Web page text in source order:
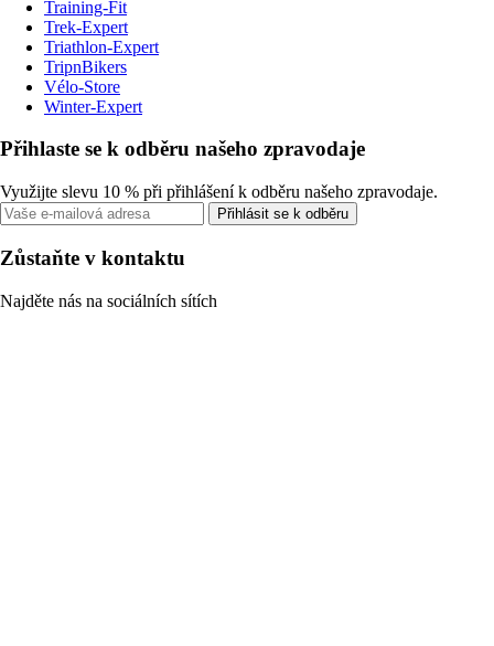
Training-Fit
Trek-Expert
Triathlon-Expert
TripnBikers
Vélo-Store
Winter-Expert
Přihlaste se k odběru našeho zpravodaje
Využijte slevu 10 % při přihlášení k odběru našeho zpravodaje.
Přihlásit se k odběru
Zůstaňte v kontaktu
Najděte nás na sociálních sítích